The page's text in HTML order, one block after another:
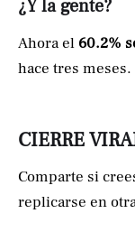
¿Y la gente?
Ahora el 60.2%
hace tres meses.
CIERRE
Comparte si
replicarse en